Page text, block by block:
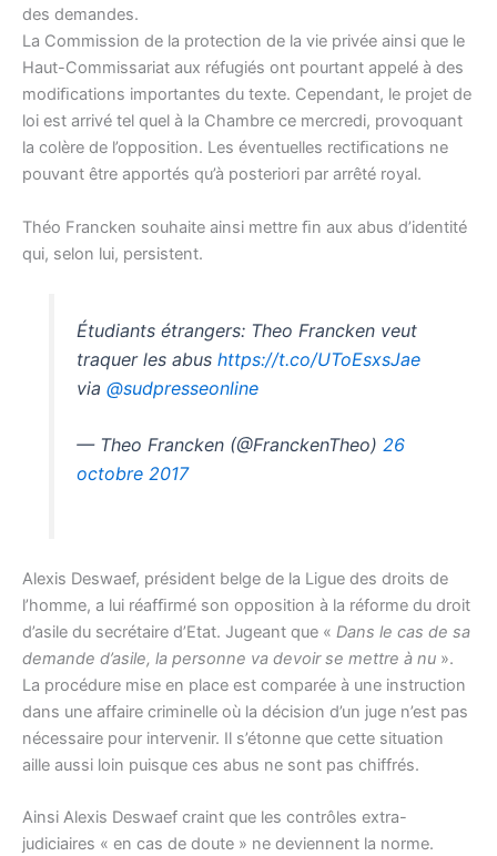
des demandes.
La Commission de la protection de la vie privée ainsi que le
Haut-Commissariat aux réfugiés ont pourtant appelé à des
modiﬁcations importantes du texte. Cependant, le projet de
loi est arrivé tel quel à la Chambre ce mercredi, provoquant
la colère de l’opposition. Les éventuelles rectiﬁcations ne
pouvant être apportés qu’à posteriori par arrêté royal.
Théo Francken souhaite ainsi mettre ﬁn aux abus d’identité
qui, selon lui, persistent.
Étudiants étrangers: Theo Francken veut
traquer les abushttps://t.co/UToEsxsJae
via@sudpresseonline
— Theo Francken (@FranckenTheo)26
octobre 2017
Alexis Deswaef, président belge de la Ligue des droits de
l’homme, a lui réafﬁrmé son opposition à la réforme du droit
d’asile du secrétaire d’Etat. Jugeant que « Dans le cas de sa
demande d’asile, la personne va devoir se mettre à nu ».
La procédure mise en place est comparée à une instruction
dans une affaire criminelle où la décision d’un juge n’est pas
nécessaire pour intervenir. Il s’étonne que cette situation
aille aussi loin puisque ces abus ne sont pas chiffrés.
Ainsi Alexis Deswaef craint que les contrôles extra-
judiciaires « en cas de doute » ne deviennent la norme.